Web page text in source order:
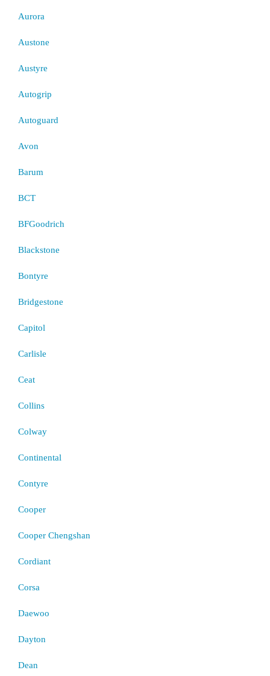
Aurora
Austone
Austyre
Autogrip
Autoguard
Avon
Barum
BCT
BFGoodrich
Blackstone
Bontyre
Bridgestone
Capitol
Carlisle
Ceat
Collins
Colway
Continental
Contyre
Cooper
Cooper Chengshan
Cordiant
Corsa
Daewoo
Dayton
Dean